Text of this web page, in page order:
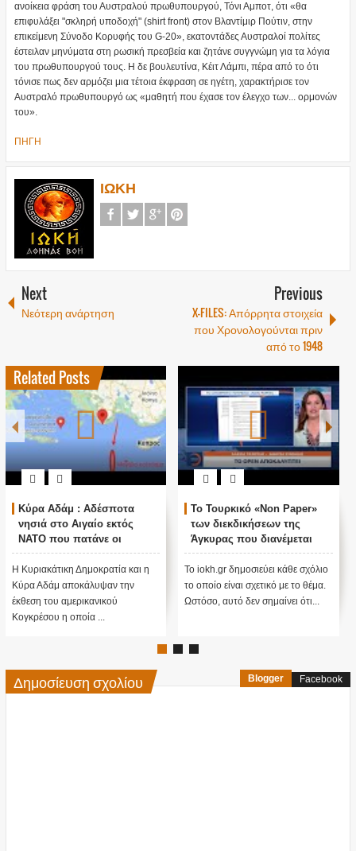
ανοίκεια φράση του Αυστραλού πρωθυπουργού, Τόνι Αμποτ, ότι «θα
επιφυλάξει "σκληρή υποδοχή" (shirt front) στον Βλαντίμιρ Πούτιν, στην
επικείμενη Σύνοδο Κορυφής του G-20», εκατοντάδες Αυστραλοί πολίτες
έστειλαν μηνύματα στη ρωσική πρεσβεία και ζητάνε συγγνώμη για τα λόγια
του πρωθυπουργού τους. Η δε βουλευτίνα, Κέιτ Λάμπι, πέρα από το ότι
τόνισε πως δεν αρμόζει μια τέτοια έκφραση σε ηγέτη, χαρακτήρισε τον
Αυστραλό πρωθυπουργό ως «μαθητή που έχασε τον έλεγχο των... ορμονών
του».
ΠΗΓΗ
ΙΩΚΗ
Next
Νεότερη ανάρτηση
Previous
X-FILES: Απόρρητα στοιχεία
που Χρονολογούνται πριν
από το 1948
Related Posts
Κύρα Αδάμ : Αδέσποτα
νησιά στο Αιγαίο εκτός
ΝΑΤΟ που πατάνε οι
Τούρκοι με την συνθήκη της
Λωζάνης...
Η Κυριακάτικη Δημοκρατία και η
Κύρα Αδάμ αποκάλυψαν την
έκθεση του αμερικανικού
Κογκρέσου η οποία ...
Το Τουρκικό «Non Paper»
των διεκδικήσεων της
Άγκυρας που διανέμεται
στις ξένες πρεσβείες
Το iokh.gr δημοσιεύει κάθε σχόλιο
το οποίο είναι σχετικό με το θέμα.
Ωστόσο, αυτό δεν σημαίνει ότι...
Δημοσίευση σχολίου Blogger Facebook